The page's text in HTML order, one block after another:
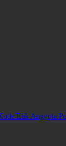
Etik Anggota